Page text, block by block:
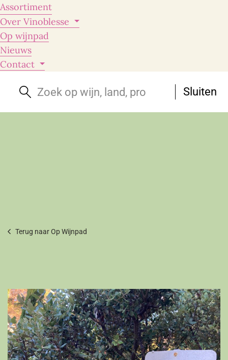
Assortiment
Over Vinoblesse
Op wijnpad
Nieuws
Contact
Sluiten
Terug naar Op Wijnpad